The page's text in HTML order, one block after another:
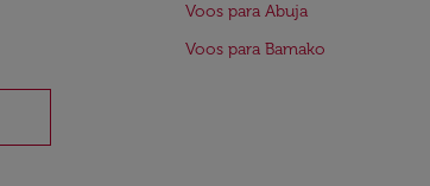
Voos para Abuja
Voos para Bamako